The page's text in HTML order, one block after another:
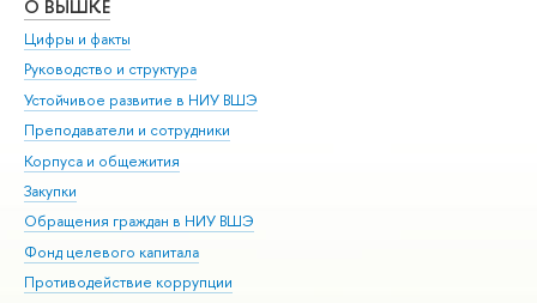
О ВЫШКЕ
Цифры и факты
Руководство и структура
Устойчивое развитие в НИУ ВШЭ
Преподаватели и сотрудники
Корпуса и общежития
Закупки
Обращения граждан в НИУ ВШЭ
Фонд целевого капитала
Противодействие коррупции